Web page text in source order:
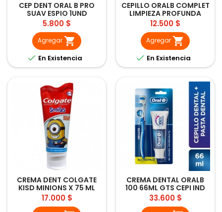
CEP DENT ORAL B PRO
SUAV ESPIO 1UND
Precio
5.800 $
Agregar 
 En Existencia
CEPILLO ORALB COMPLET
LIMPIEZA PROFUNDA
2UND
Precio
12.500 $
Agregar 
 En Existencia
CREMA DENT COLGATE
KISD MINIONS X 75 ML
Precio
17.000 $
CREMA DENTAL ORALB
100 66ML GTS CEPI IND
40S
Precio
33.600 $